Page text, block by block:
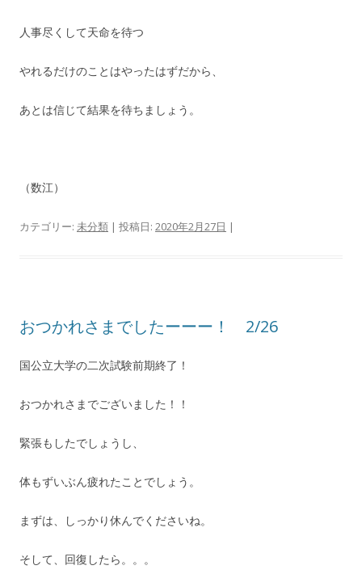
人事尽くして天命を待つ
やれるだけのことはやったはずだから、
あとは信じて結果を待ちましょう。
（数江）
カテゴリー: 未分類 | 投稿日: 2020年2月27日 |
おつかれさまでしたーーー！ 2/26
国公立大学の二次試験前期終了！
おつかれさまでございました！！
緊張もしたでしょうし、
体もずいぶん疲れたことでしょう。
まずは、しっかり休んでくださいね。
そして、回復したら。。。